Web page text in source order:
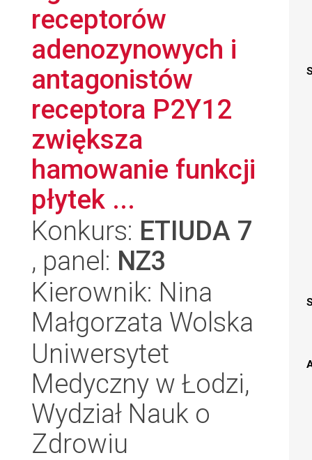
receptorów
adenozynowych i
antagonistów
receptora P2Y12
zwiększa
hamowanie funkcji
płytek ...
Konkurs: ETIUDA 7
, panel: NZ3
Kierownik: Nina
Małgorzata Wolska
Uniwersytet
Medyczny w Łodzi,
Wydział Nauk o
Zdrowiu